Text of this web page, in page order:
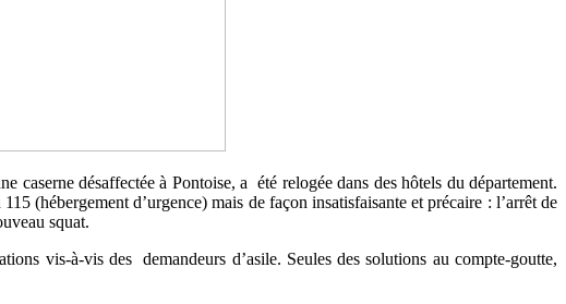
caserne désaffectée à Pontoise, a été relogée dans des hôtels du département.
(hébergement d’urgence) mais de façon insatisfaisante et précaire : l’arrêt de
squat.
vis-à-vis des demandeurs d’asile. Seules des solutions au compte-goutte,